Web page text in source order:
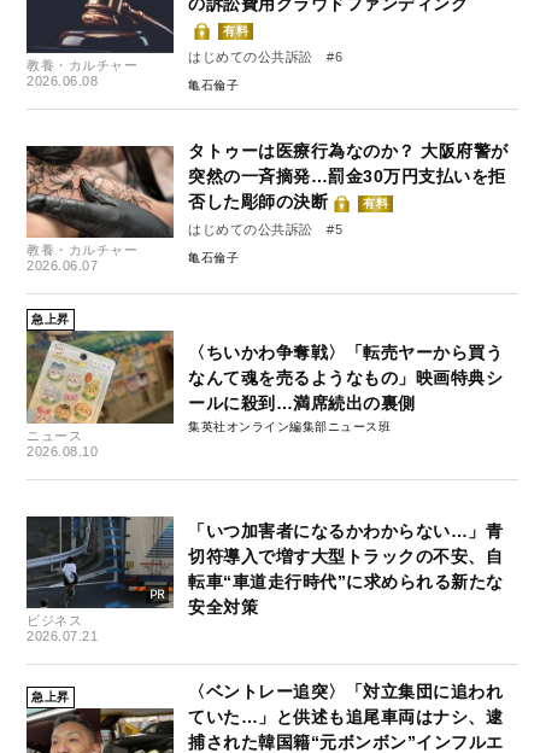
教養・カルチャー
2026.06.08
の訴訟費用クラウドファンディング
有料
はじめての公共訴訟 #6
亀石倫子
教養・カルチャー
2026.06.07
タトゥーは医療行為なのか？ 大阪府警が
突然の一斉摘発…罰金30万円支払いを拒
否した彫師の決断
有料
はじめての公共訴訟 #5
亀石倫子
急上昇
ニュース
2026.08.10
〈ちいかわ争奪戦〉「転売ヤーから買う
なんて魂を売るようなもの」映画特典シ
ールに殺到…満席続出の裏側
集英社オンライン編集部ニュース班
ビジネス
2026.07.21
「いつ加害者になるかわからない…」青
切符導入で増す大型トラックの不安、自
転車“車道走行時代”に求められる新たな
安全対策
急上昇
〈ベントレー追突〉「対立集団に追われ
ていた…」と供述も追尾車両はナシ、逮
捕された韓国籍“元ボンボン”インフルエ